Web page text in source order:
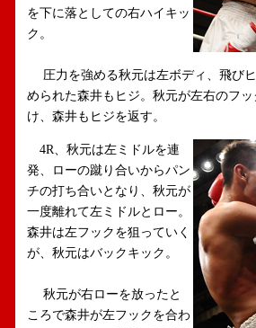
を下に落としての右ハイキッ
ク。
圧力を強める秋元は左ボディ、飛び
められた森井もヒジ。秋元が左右のフ
け、森井もヒジを返す。
4R、秋元は左ミドルを連
発、ローの蹴り合いからパン
チの打ち合いとなり、秋元が
一度離れて左ミドルとロー。
森井は左フックを狙っていく
が、秋元はバックキック。
秋元が右ローを放ったと
ころで森井が左フックを合わ